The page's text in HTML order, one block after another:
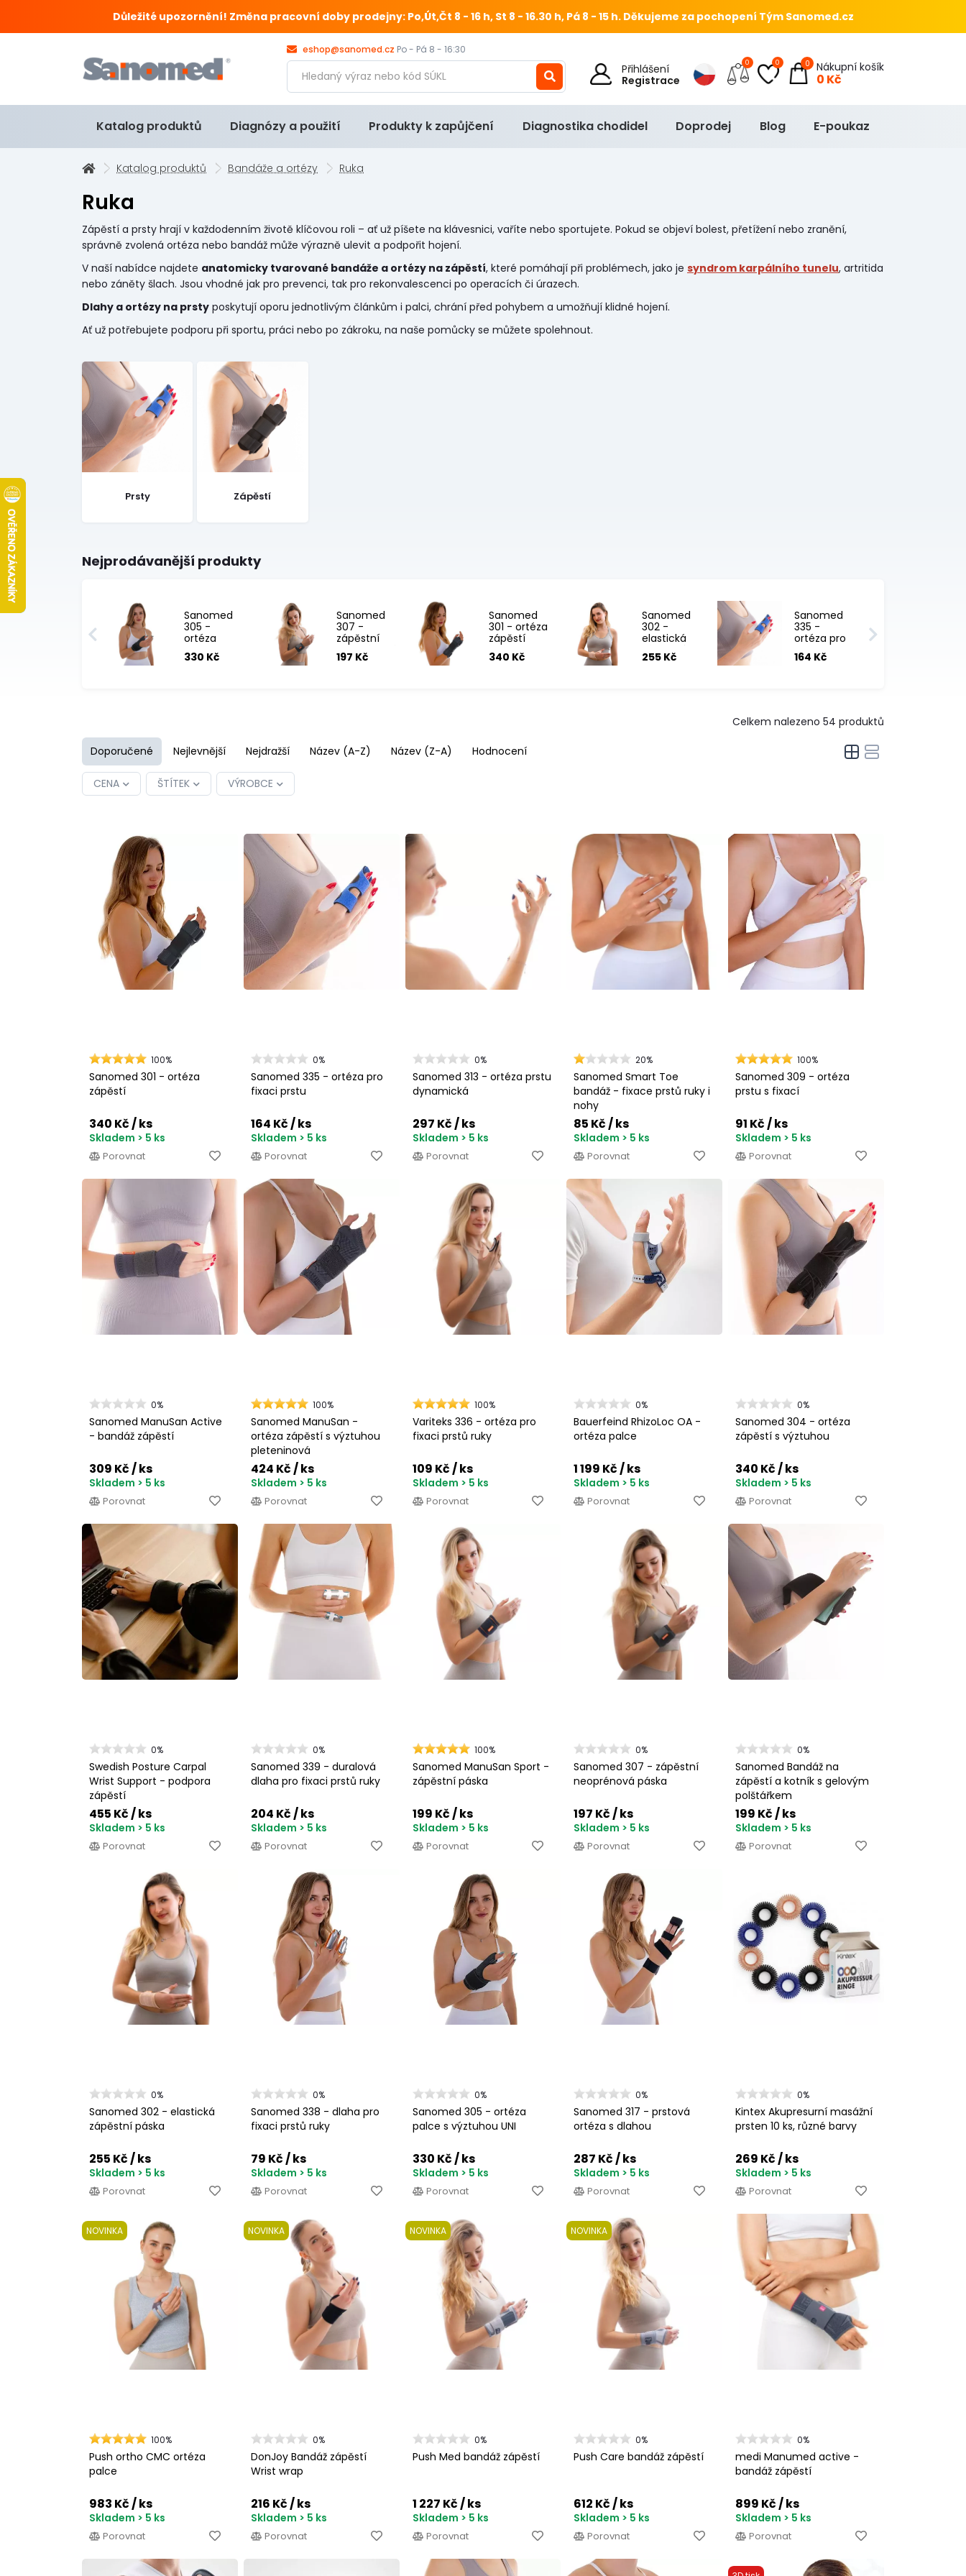
Důležité upozornění! Změna pracovní doby prodejny: Po,Út,Čt 8 - 16 h, St 8 - 16.30 h, Pá 8 - 15 h. Děkujeme za pochopení Tým Sanomed.cz
eshop@sanomed.cz Po - Pá 8 - 16:30
Přihlášení
Registrace
0 0 Nákupní košík
0 Kč
0
Katalog produktů Diagnózy a použití Produkty k zapůjčení Diagnostika chodidel Doprodej Blog E-poukaz
Katalog produktů Bandáže a ortézy Ruka
Ruka
Zápěstí a prsty hrají v každodenním životě klíčovou roli – ať už píšete na klávesnici, vaříte nebo sportujete. Pokud se objeví bolest, přetížení nebo zranění,
správně zvolená ortéza nebo bandáž může výrazně ulevit a podpořit hojení.
V naší nabídce najdete anatomicky tvarované bandáže a ortézy na zápěstí, které pomáhají při problémech, jako je syndrom karpálního tunelu, artritida
nebo záněty šlach. Jsou vhodné jak pro prevenci, tak pro rekonvalescenci po operacích či úrazech.
Dlahy a ortézy na prsty poskytují oporu jednotlivým článkům i palci, chrání před pohybem a umožňují klidné hojení.
Ať už potřebujete podporu při sportu, práci nebo po zákroku, na naše pomůcky se můžete spolehnout.
Prsty Zápěstí
Nejprodávanější produkty
Sanomed
305 -
ortéza
palce s
výztuhou
330 Kč
Sanomed
307 -
zápěstní
neoprénová
páska
197 Kč
Sanomed
301 - ortéza
zápěstí
340 Kč
Sanomed
302 -
elastická
zápěstní
páska
255 Kč
Sanomed
335 -
ortéza pro
fixaci prstu
164 Kč
Celkem nalezeno 54 produktů
Doporučené Nejlevnější Nejdražší Název (A-Z) Název (Z-A) Hodnocení
CENA ŠTÍTEK VÝROBCE
100%
Sanomed 301 - ortéza
zápěstí
340 Kč/ ks
Skladem > 5 ks
Porovnat
0%
Sanomed 335 - ortéza pro
fixaci prstu
164 Kč/ ks
Skladem > 5 ks
Porovnat
0%
Sanomed 313 - ortéza prstu
dynamická
297 Kč/ ks
Skladem > 5 ks
Porovnat
20%
Sanomed Smart Toe
bandáž - fixace prstů ruky i
nohy
85 Kč/ ks
Skladem > 5 ks
Porovnat
100%
Sanomed 309 - ortéza
prstu s fixací
91 Kč/ ks
Skladem > 5 ks
Porovnat
0%
Sanomed ManuSan Active
- bandáž zápěstí
309 Kč/ ks
Skladem > 5 ks
Porovnat
100%
Sanomed ManuSan -
ortéza zápěstí s výztuhou
pleteninová
424 Kč/ ks
Skladem > 5 ks
Porovnat
100%
Variteks 336 - ortéza pro
fixaci prstů ruky
109 Kč/ ks
Skladem > 5 ks
Porovnat
0%
Bauerfeind RhizoLoc OA -
ortéza palce
1 199 Kč/ ks
Skladem > 5 ks
Porovnat
0%
Sanomed 304 - ortéza
zápěstí s výztuhou
340 Kč/ ks
Skladem > 5 ks
Porovnat
0%
Swedish Posture Carpal
Wrist Support - podpora
zápěstí
455 Kč/ ks
Skladem > 5 ks
Porovnat
0%
Sanomed 339 - duralová
dlaha pro fixaci prstů ruky
204 Kč/ ks
Skladem > 5 ks
Porovnat
100%
Sanomed ManuSan Sport -
zápěstní páska
199 Kč/ ks
Skladem > 5 ks
Porovnat
0%
Sanomed 307 - zápěstní
neoprénová páska
197 Kč/ ks
Skladem > 5 ks
Porovnat
0%
Sanomed Bandáž na
zápěstí a kotník s gelovým
polštářkem
199 Kč/ ks
Skladem > 5 ks
Porovnat
0%
Sanomed 302 - elastická
zápěstní páska
255 Kč/ ks
Skladem > 5 ks
Porovnat
0%
Sanomed 338 - dlaha pro
fixaci prstů ruky
79 Kč/ ks
Skladem > 5 ks
Porovnat
0%
Sanomed 305 - ortéza
palce s výztuhou UNI
330 Kč/ ks
Skladem > 5 ks
Porovnat
0%
Sanomed 317 - prstová
ortéza s dlahou
287 Kč/ ks
Skladem > 5 ks
Porovnat
0%
Kintex Akupresurní masážní
prsten 10 ks, různé barvy
269 Kč/ ks
Skladem > 5 ks
Porovnat
NOVINKA
100%
Push ortho CMC ortéza
palce
983 Kč/ ks
Skladem > 5 ks
Porovnat
NOVINKA
0%
DonJoy Bandáž zápěstí
Wrist wrap
216 Kč/ ks
Skladem > 5 ks
Porovnat
NOVINKA
0%
Push Med bandáž zápěstí
1 227 Kč/ ks
Skladem > 5 ks
Porovnat
NOVINKA
0%
Push Care bandáž zápěstí
612 Kč/ ks
Skladem > 5 ks
Porovnat
0%
medi Manumed active -
bandáž zápěstí
899 Kč/ ks
Skladem > 5 ks
Porovnat